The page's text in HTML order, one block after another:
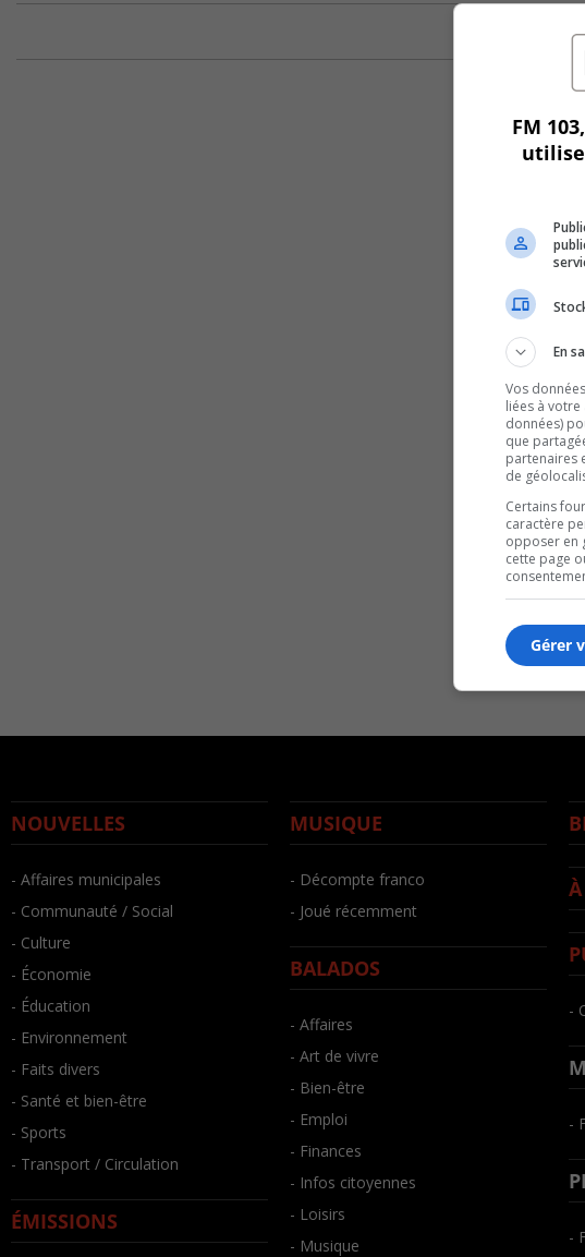
NOUVELLES
- Affaires municipales
- Communauté / Social
- Culture
- Économie
- Éducation
- Environnement
- Faits divers
- Santé et bien-être
- Sports
- Transport / Circulation
ÉMISSIONS
MUSIQUE
- Décompte franco
- Joué récemment
BALADOS
- Affaires
- Art de vivre
- Bien-être
- Emploi
- Finances
- Infos citoyennes
- Loisirs
- Musique
-
-
-
FM
En
Vos
liées à
données)
que
partenaires
de
Certains
caractère
opposer en
cette page
Gérer